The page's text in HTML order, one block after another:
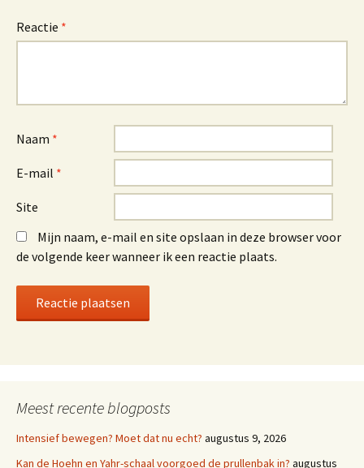
Reactie *
Naam *
E-mail *
Site
Mijn naam, e-mail en site opslaan in deze browser voor
de volgende keer wanneer ik een reactie plaats.
Meest recente blogposts
Intensief bewegen? Moet dat nu echt? augustus 9, 2026
Kan de Hoehn en Yahr-schaal voorgoed de prullenbak in? augustus